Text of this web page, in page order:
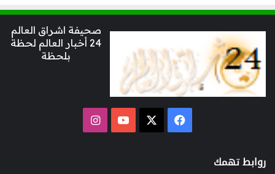
صحيفة اشراق العالم
24 أخبار العالم لحظة
بلحظة
فيسبوك ‫YouTubeانستقرام
روابط تهمك